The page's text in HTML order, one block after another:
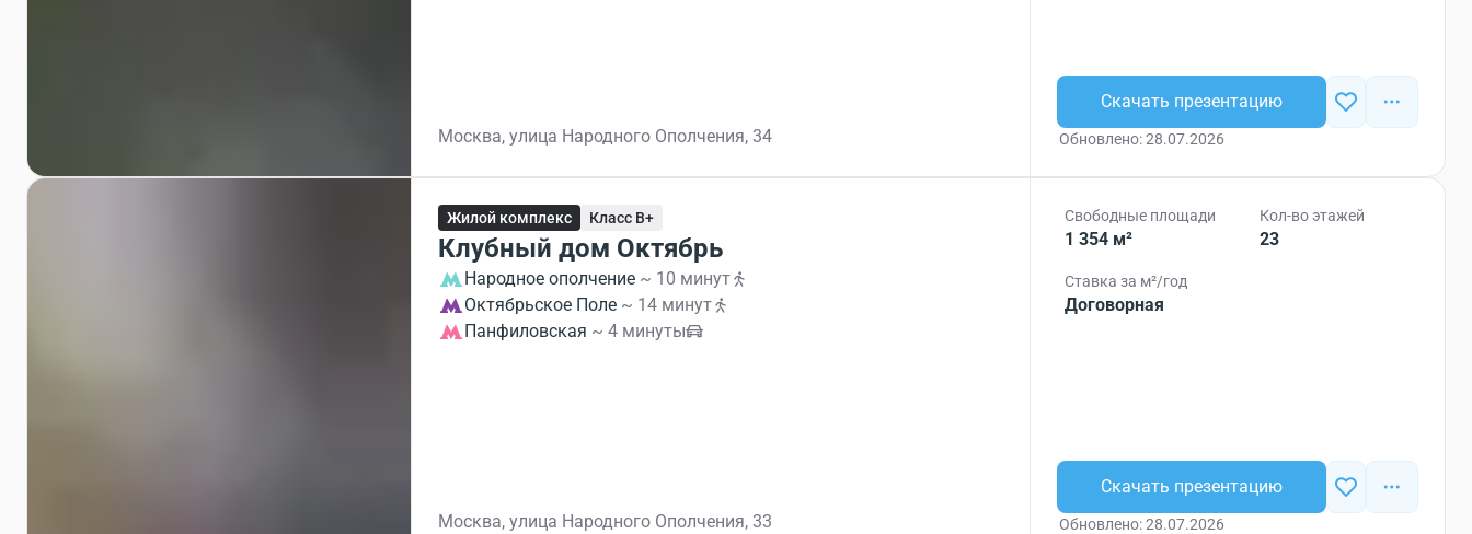
Москва, улица Народного Ополчения, 34
Скачать презентацию
Обновлено: 28.07.2026
Жилой комплекс Класс B+
Клубный дом Октябрь
Народное ополчение ~ 10 минут
Октябрьское Поле ~ 14 минут
Панфиловская ~ 4 минуты
Москва, улица Народного Ополчения, 33
Свободные площади
1 354 м²
Кол-во этажей
23
Ставка за м²/год
Договорная
Скачать презентацию
Обновлено: 28.07.2026